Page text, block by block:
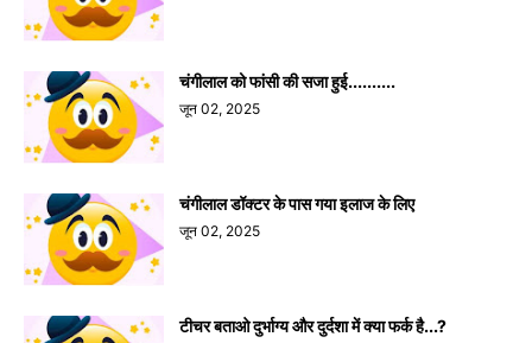
चंगीलाल को फांसी की सजा हुई..........
जून 02, 2025
चंगीलाल डॉक्टर के पास गया इलाज के लिए
जून 02, 2025
टीचर बताओ दुर्भाग्य और दुर्दशा में क्या फर्क है...?